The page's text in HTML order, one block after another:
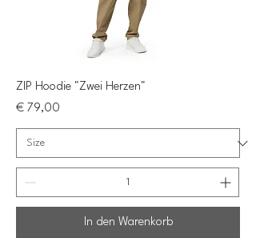
ZIP Hoodie "Zwei Herzen"
Preis
€ 79,00
In den Warenkorb